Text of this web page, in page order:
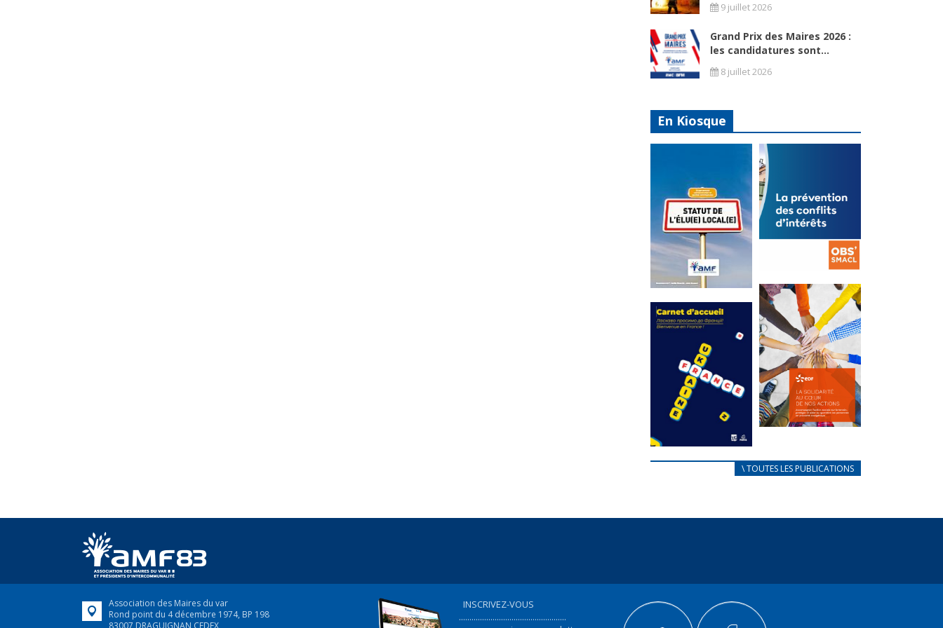
9 juillet 2026
Grand Prix des Maires 2026 :
les candidatures sont...
8 juillet 2026
En Kiosque
Statut de
l’élu local
Mise à jour avril
2024 233065
Total 0 Votes 0...
FEUILLETER
La
prévention
des conflits
d’intérêts
18 septembre 2023
105341 Total 0
Votes 0 0 Aidez-
nous à
améliorer...
FEUILLETER
au coeur de
nos actions
Votes 0 0 Aidez-
en France,...
FEUILLETER
\ TOUTES LES PUBLICATIONS
Association des Maires du var
Rond point du 4 décembre 1974, BP 198
83007 DRAGUIGNAN CEDEX
INSCRIVEZ-VOUS
...................................................